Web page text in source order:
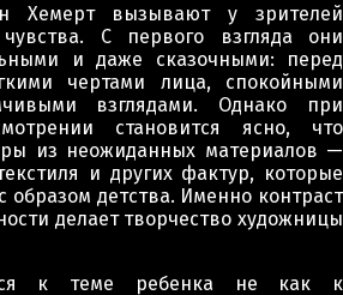
Хемерт вызывают у зрителей
С первого взгляда они
и даже сказочными: перед
чертами лица, спокойными
взглядами. Однако при
становится ясно, что
из неожиданных материалов —
и других фактур, которые
образом детства. Именно контраст
делает творчество художницы
к теме ребенка не как к